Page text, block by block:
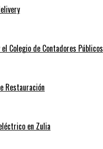
Colegio de Contadores Públicos
Restauración
en Zulia